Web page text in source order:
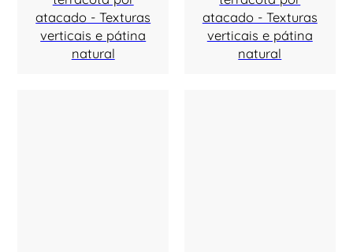
atacado - Texturas
verticais e pátina
natural
atacado - Texturas
verticais e pátina
natural